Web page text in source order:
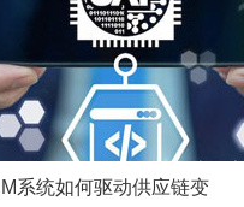
系统如何驱动供应链变